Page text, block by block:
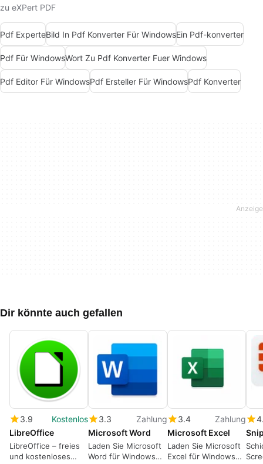
zu eXPert PDF
Pdf ExperteBild In Pdf Konverter Für WindowsEin Pdf-konverter
Pdf Für WindowsWort Zu Pdf Konverter Fuer Windows
Pdf Editor Für WindowsPdf Ersteller Für WindowsPdf Konverter
Dir könnte auch gefallen
3.9
Kostenlos
LibreOffice
LibreOffice – freies
und kostenloses
3.3
Zahlung
Microsoft Word
Laden Sie Microsoft
Word für Windows
3.4
Zahlung
Microsoft Excel
Laden Sie Microsoft
Excel für Windows